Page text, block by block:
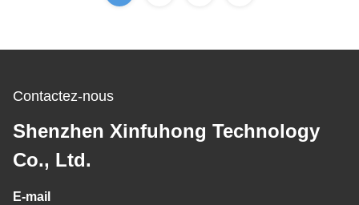
Contactez-nous
Shenzhen Xinfuhong Technology
Co., Ltd.
E-mail